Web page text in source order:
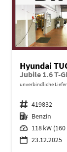
Hyundai
unverbindliche
Fahrzeugnr. 419832
Kraftstoff Benzin
Leistung 118 kW (160
23.12.2025